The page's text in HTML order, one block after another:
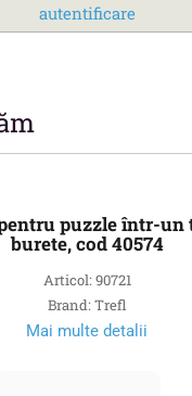
autentificare
puzzle într-un
burete, cod 40574
Articol: 90721
Brand: Trefl
Mai multe detalii